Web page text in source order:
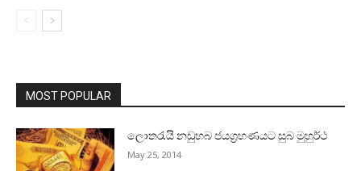
MOST POPULAR
ලොතරැයි නඩුහබ ජයග්‍රහණයට සුබ මුහුර්ථ
May 25, 2014